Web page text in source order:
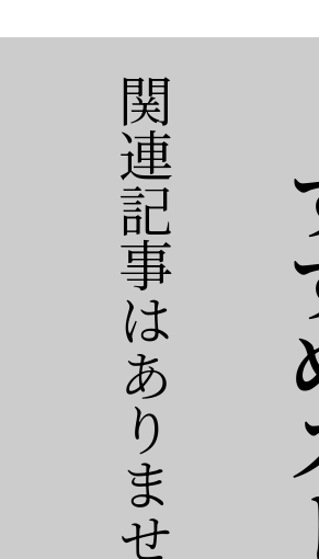
関連記事はありません。